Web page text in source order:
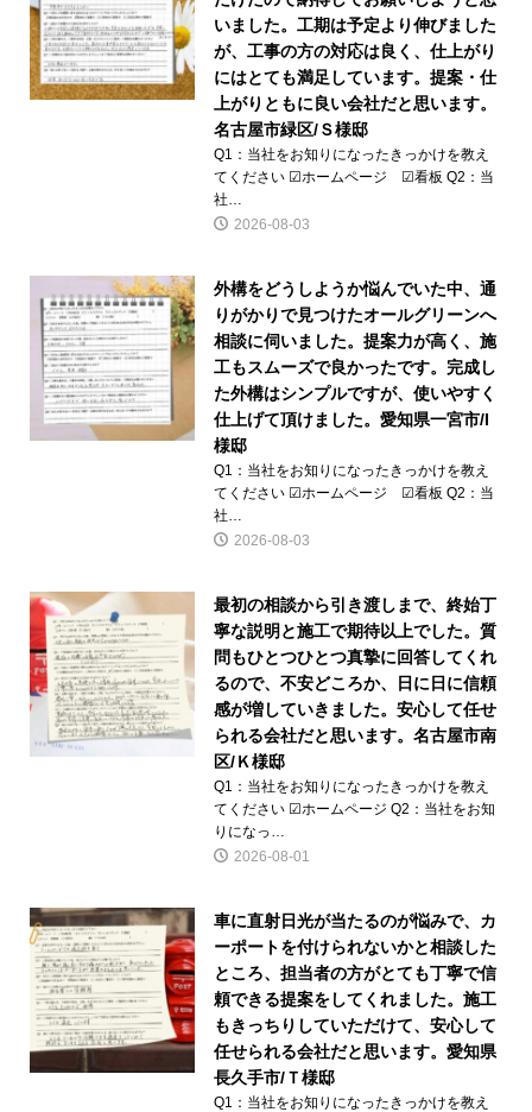
いました。工期は予定より伸びました
が、工事の方の対応は良く、仕上がり
にはとても満足しています。提案・仕
上がりともに良い会社だと思います。
名古屋市緑区/Ｓ様邸
Q1：当社をお知りになったきっかけを教え
てください ☑ホームページ ☑看板 Q2：当
社…
2026-08-03
外構をどうしようか悩んでいた中、通
りがかりで見つけたオールグリーンへ
相談に伺いました。提案力が高く、施
工もスムーズで良かったです。完成し
た外構はシンプルですが、使いやすく
仕上げて頂けました。愛知県一宮市/I
様邸
Q1：当社をお知りになったきっかけを教え
てください ☑ホームページ ☑看板 Q2：当
社…
2026-08-03
最初の相談から引き渡しまで、終始丁
寧な説明と施工で期待以上でした。質
問もひとつひとつ真摯に回答してくれ
るので、不安どころか、日に日に信頼
感が増していきました。安心して任せ
られる会社だと思います。名古屋市南
区/Ｋ様邸
Q1：当社をお知りになったきっかけを教え
てください ☑ホームページ Q2：当社をお知
りになっ…
2026-08-01
車に直射日光が当たるのが悩みで、カ
ーポートを付けられないかと相談した
ところ、担当者の方がとても丁寧で信
頼できる提案をしてくれました。施工
もきっちりしていただけて、安心して
任せられる会社だと思います。愛知県
長久手市/Ｔ様邸
Q1：当社をお知りになったきっかけを教え